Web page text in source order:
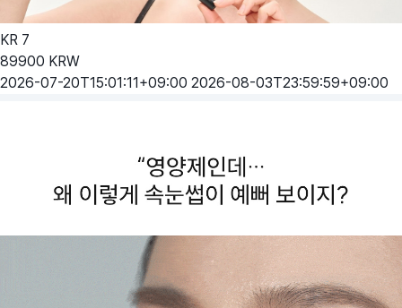
KR 7
89900 KRW
2026-07-20T15:01:11+09:00 2026-08-03T23:59:59+09:00